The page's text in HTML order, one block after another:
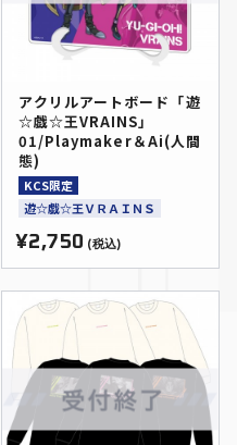
アクリルアートボード「遊
☆戯☆王VRAINS」
01/Playmaker＆Ai(人間
態)
KCS限定
遊☆戯☆王ＶＲＡＩＮＳ
¥2,750 (税込)